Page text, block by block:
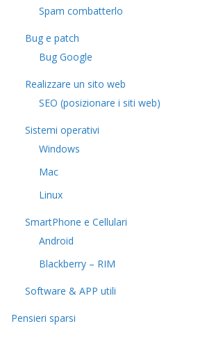
Spam combatterlo
Bug e patch
Bug Google
Realizzare un sito web
SEO (posizionare i siti web)
Sistemi operativi
Windows
Mac
Linux
SmartPhone e Cellulari
Android
Blackberry – RIM
Software & APP utili
Pensieri sparsi